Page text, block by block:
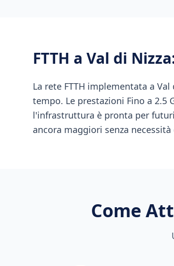
FTTH a Val di Nizza
La rete FTTH implementata a
tempo. Le prestazioni Fino a
l'infrastruttura è pronta per
ancora maggiori senza
Come